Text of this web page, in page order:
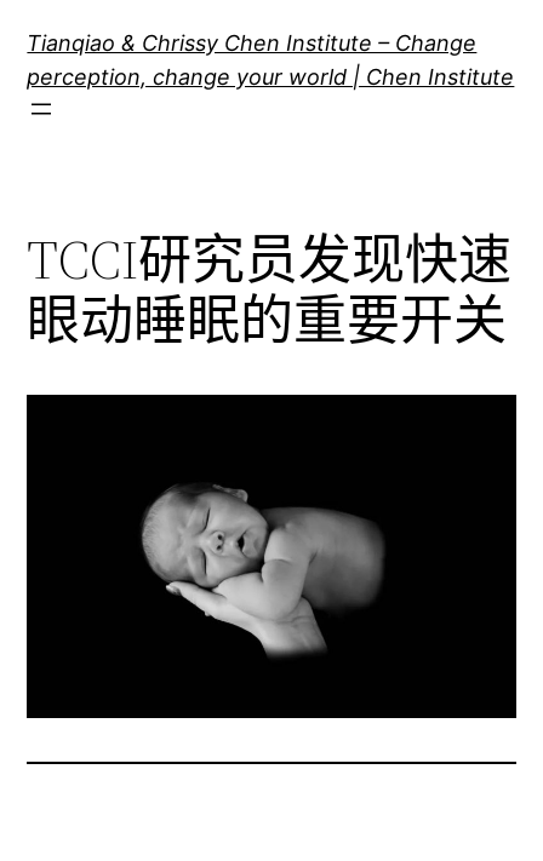
Tianqiao & Chrissy Chen Institute – Change
perception, change your world | Chen Institute
TCCI研究员发现快速
眼动睡眠的重要开关